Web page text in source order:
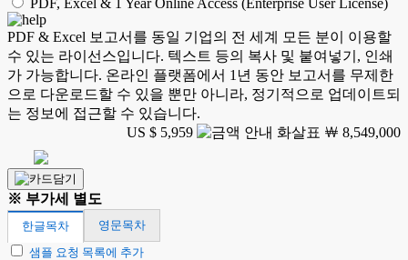
PDF, Excel & 1 Year Online Access (Enterprise User License)
PDF & Excel 보고서를 동일 기업의 전 세계 모든 분이 이용할
수 있는 라이선스입니다. 텍스트 등의 복사 및 붙여넣기, 인쇄
가 가능합니다. 온라인 플랫폼에서 1년 동안 보고서를 무제한
으로 다운로드할 수 있을 뿐만 아니라, 정기적으로 업데이트되
는 정보에 접근할 수 있습니다.
US $ 5,959
￦ 8,549,000
※ 부가세 별도
한글목차
영문목차
샘플 요청 목록에 추가